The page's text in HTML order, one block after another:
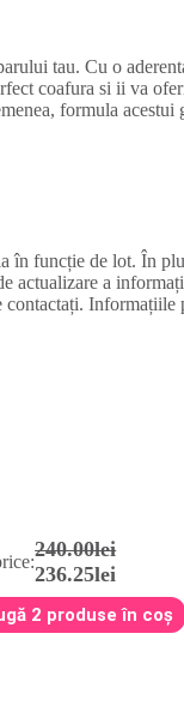
tau. Cu o
coafura si ii va
formula
funcție de lot. În
actualizare a
240.00lei
236.25lei
2 produse în coș